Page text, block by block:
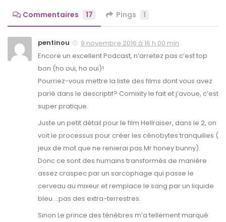
Commentaires 17 Pings 1
pentinou
9 novembre 2016 à 16 h 00 min
Encore un excellent Podcast, n’arretez pas c’est top
bon (ho oui, ho oui)!
Pourriez-vous mettre la liste des films dont vous avez
parlé dans le descriptif? Comixity le fait et j’avoue, c’est
super pratique.
Juste un petit détail pour le film Hellraiser, dans le 2, on
voit le processus pour créer les cénobytes tranquilles (
jeux de mot que ne renierai pas Mr honey bunny).
Donc ce sont des humains transformés de manière
assez craspec par un sarcophage qui passe le
cerveau au mixeur et remplace le sang par un liquide
bleu….pas des extra-terrestres.
Sinon Le prince des ténèbres m’a tellement marqué